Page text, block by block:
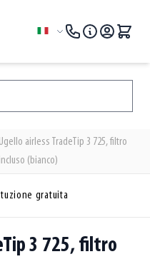
Lingua
Ugello airless TradeTip 3 725, filtro
incluso (bianco)
gratuita
3 725, filtro